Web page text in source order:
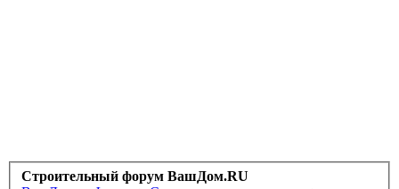
Строительный форум ВашДом.RU